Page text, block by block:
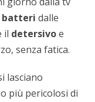
batteri dalle
il detersivoe
senza fatica.
lasciano
più pericolosi di